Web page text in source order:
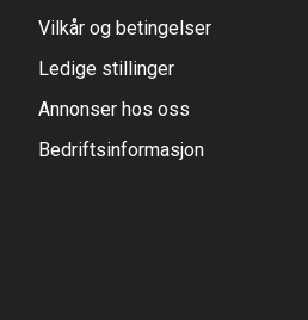
Vilkår og betingelser
Ledige stillinger
Annonser hos oss
Bedriftsinformasjon